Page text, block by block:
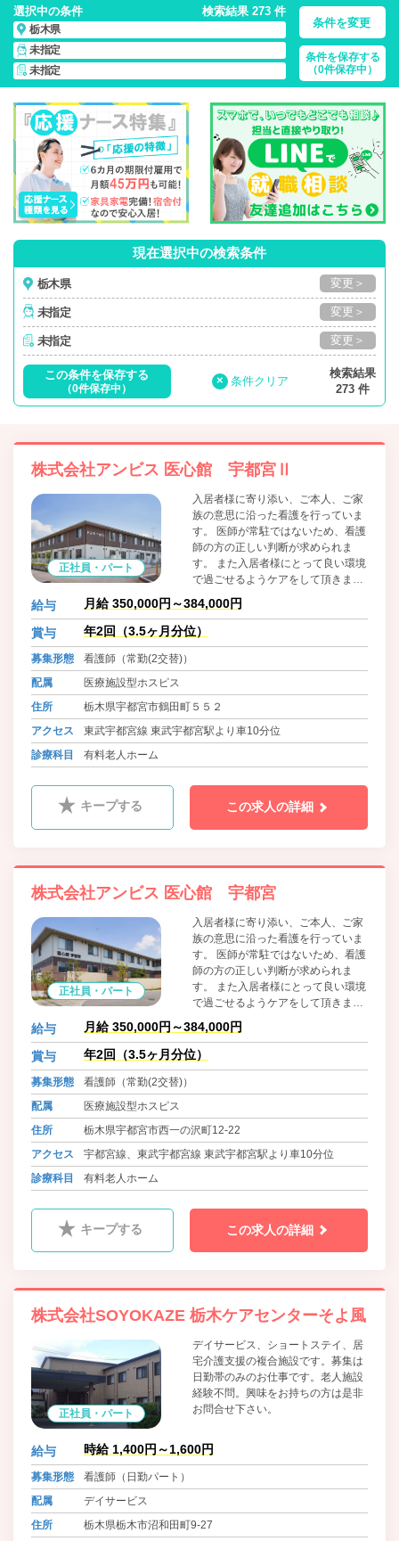
選択中の条件 検索結果 273 件
栃木県
未指定
未指定
条件を変更
条件を保存する
（0件保存中）
栃木県/正社員・パート・応援ナース・派遣の 看護師求人・派
遣・転職・募集一覧
現在選択中の検索条件
栃木県 変更＞
未指定 変更＞
未指定 変更＞
この条件を保存する
（0件保存中）
× 条件クリア
検索結果
273 件
株式会社アンビス 医心館 宇都宮Ⅱ
正社員・パート
入居者様に寄り添い、ご本人、ご家
族の意思に沿った看護を行っていま
す。 医師が常駐ではないため、看護
師の方の正しい判断が求められま
す。 また入居者様にとって良い環境
で過ごせるようケアをして頂きま
す。 非常にやりがいのある仕事で
す。 強い情熱と志のある方の応募を
お待ちしています。
給与 月給 350,000円～384,000円
賞与 年2回（3.5ヶ月分位）
募集形態
看護師（常勤(2交替)）
配属
医療施設型ホスピス
住所
栃木県宇都宮市鶴田町５５２
アクセス
東武宇都宮線 東武宇都宮駅より車10分位
診療科目
有料老人ホーム
キープする この求人の詳細
株式会社アンビス 医心館 宇都宮
正社員・パート
入居者様に寄り添い、ご本人、ご家
族の意思に沿った看護を行っていま
す。 医師が常駐ではないため、看護
師の方の正しい判断が求められま
す。 また入居者様にとって良い環境
で過ごせるようケアをして頂きま
す。 非常にやりがいのある仕事で
す。
給与 月給 350,000円～384,000円
賞与 年2回（3.5ヶ月分位）
募集形態
看護師（常勤(2交替)）
配属
医療施設型ホスピス
住所
栃木県宇都宮市西一の沢町12-22
アクセス
宇都宮線、東武宇都宮線 東武宇都宮駅より車10分位
診療科目
有料老人ホーム
キープする この求人の詳細
株式会社SOYOKAZE 栃木ケアセンターそよ風
正社員・パート
デイサービス、ショートステイ、居
宅介護支援の複合施設です。募集は
日勤帯のみのお仕事です。老人施設
経験不問。興味をお持ちの方は是非
お問合せ下さい。
給与 時給 1,400円～1,600円
募集形態
看護師（日勤パート）
配属
デイサービス
住所
栃木県栃木市沼和田町9-27